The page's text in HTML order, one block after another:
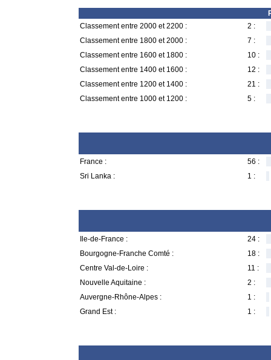
Classement entre 2000 et 2200 :
2 :
Classement entre 1800 et 2000 :
7 :
Classement entre 1600 et 1800 :
10 :
Classement entre 1400 et 1600 :
12 :
Classement entre 1200 et 1400 :
21 :
Classement entre 1000 et 1200 :
5 :
France :
56 :
Sri Lanka :
1 :
Ile-de-France :
24 :
Bourgogne-Franche Comté :
18 :
Centre Val-de-Loire :
11 :
Nouvelle Aquitaine :
2 :
Auvergne-Rhône-Alpes :
1 :
Grand Est :
1 :